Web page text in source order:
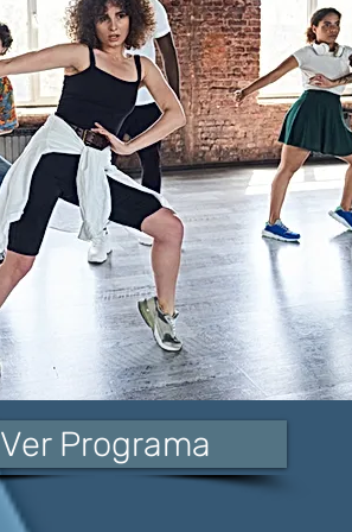
Ver Programa